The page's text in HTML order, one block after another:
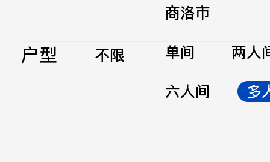
商洛市
户型 不限 单间
两人
六人间
多